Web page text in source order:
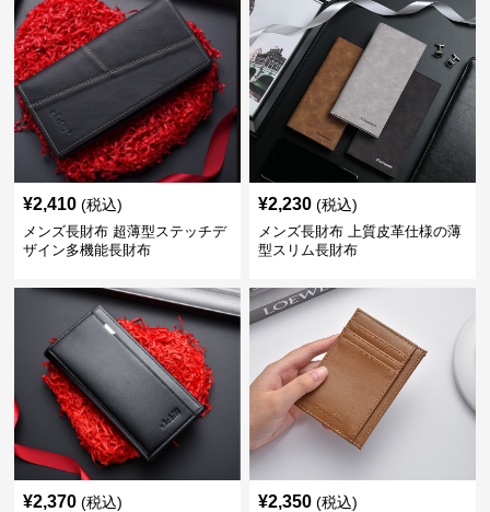
¥2,410 (税込)
メンズ長財布 超薄型ステッチデ
ザイン多機能長財布
¥2,230 (税込)
メンズ長財布 上質皮革仕様の薄
型スリム長財布
¥2,370 (税込) ¥2,350 (税込)